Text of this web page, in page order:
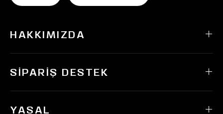
HAKKIMIZDA
SIPARIŞ DESTEK
YASAL